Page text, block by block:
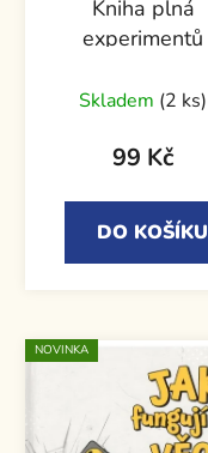
Kniha plná
experimentů
Skladem (2 ks)
99 Kč
DO KOŠÍKU
NOVINKA